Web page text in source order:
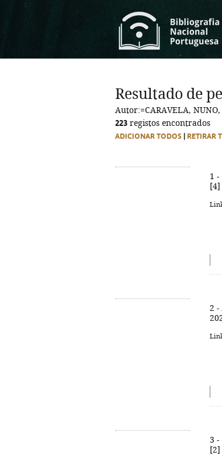
Resultado de
Autor:=CARAVELA, NUNO,
223 registos encontrados
ADICIONAR TODOS RETIRAR
1 -
[4]
2 -
3 -
[2]